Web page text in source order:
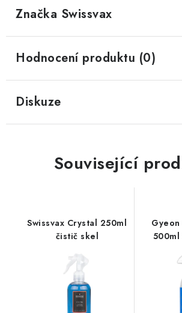
Značka Swissvax
Hodnocení produktu (0)
Diskuze
Související
Swissvax Crystal 250ml
čistič skel